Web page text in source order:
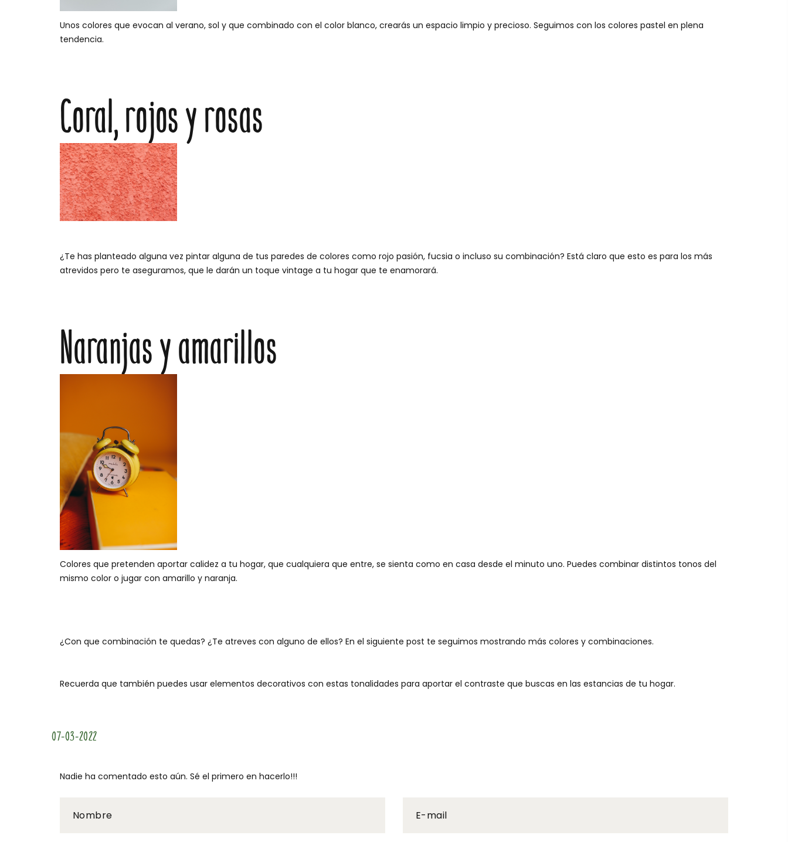
07-03-2022
Unos colores que evocan al verano, sol y que combinado con el color blanco, crearás un espacio limpio y precioso. Seguimos con los colores pastel en plena
tendencia.
Coral, rojos y rosas
¿Te has planteado alguna vez pintar alguna de tus paredes de colores como rojo pasión, fucsia o incluso su combinación? Está claro que esto es para los más
atrevidos pero te aseguramos, que le darán un toque vintage a tu hogar que te enamorará.
Naranjas y amarillos
Colores que pretenden aportar calidez a tu hogar, que cualquiera que entre, se sienta como en casa desde el minuto uno. Puedes combinar distintos tonos del
mismo color o jugar con amarillo y naranja.
¿Con que combinación te quedas? ¿Te atreves con alguno de ellos? En el siguiente post te seguimos mostrando más colores y combinaciones.
Recuerda que también puedes usar elementos decorativos con estas tonalidades para aportar el contraste que buscas en las estancias de tu hogar.
Nadie ha comentado esto aún. Sé el primero en hacerlo!!!
Nombre E-mail